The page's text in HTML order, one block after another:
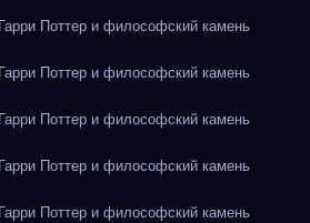
Поттер и философский камень
Поттер и философский камень
Поттер и философский камень
Поттер и философский камень
Поттер и философский камень